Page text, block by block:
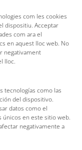
com les cookies
dispositiu. Acceptar
com ara el
en aquest lloc web. No
negativament
lloc.
tecnologías como las
del dispositivo.
datos como el
en este sitio web.
negativamente a